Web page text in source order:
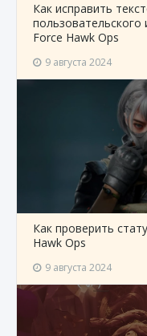
Как исправить
Force Hawk Ops
9 августа 2024
Как проверить
Hawk Ops
9 августа 2024